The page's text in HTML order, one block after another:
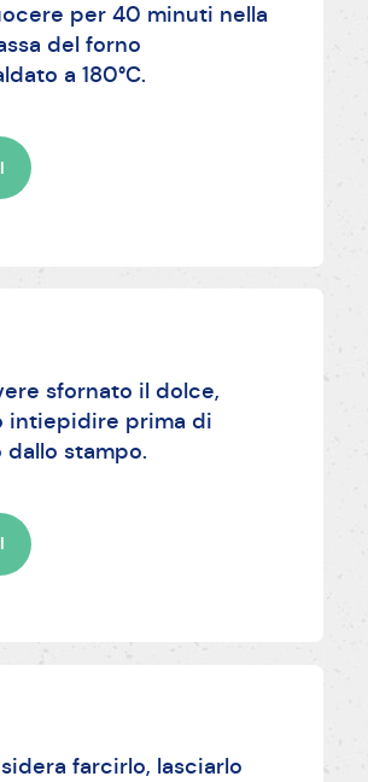
per 40 minuti nella
del forno
a 180°C.
sfornato il dolce,
intiepidire prima di
dallo stampo.
farcirlo, lasciarlo